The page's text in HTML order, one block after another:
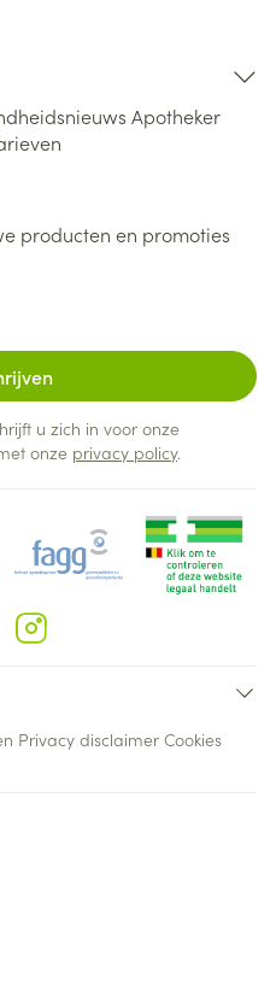
Apotheker
producten en promoties
u zich in voor onze
onze privacy policy.
Privacy disclaimer Cookies